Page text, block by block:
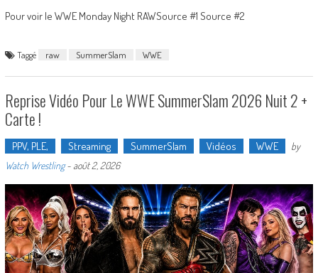
Pour voir le WWE Monday Night RAWSource #1 Source #2
Taggé raw SummerSlam WWE
Reprise Vidéo Pour Le WWE SummerSlam 2026 Nuit 2 +
Carte !
PPV, PLE, Streaming SummerSlam Vidéos WWE
by
Watch Wrestling- août 2, 2026